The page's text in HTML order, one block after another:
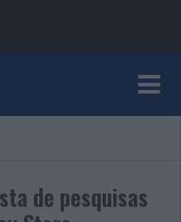
de pesquisas